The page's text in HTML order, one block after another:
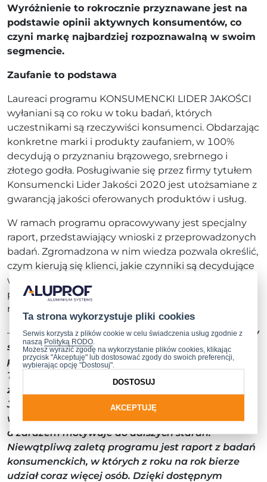
Wyróżnienie to rokrocznie przyznawane jest na
podstawie opinii aktywnych konsumentów, co
czyni markę najbardziej rozpoznawalną w swoim
segmencie.
Zaufanie to podstawa
Laureaci programu KONSUMENCKI LIDER JAKOŚCI
wyłaniani są co roku w toku badań, których
uczestnikami są rzeczywiści konsumenci. Obdarzając
konkretne marki i produkty zaufaniem, w 100%
decydują o przyznaniu brązowego, srebrnego i
złotego godła. Posługiwanie się przez firmy tytułem
Konsumencki Lider Jakości 2020 jest utożsamiane z
gwarancją jakości oferowanych produktów i usług.
W ramach programu opracowywany jest specjalny
raport, przedstawiający wnioski z przeprowadzonych
badań. Zgromadzona w nim wiedza pozwala określić,
czym kierują się klienci, jakie czynniki są decydujące
w procesie zakupowym oraz jakie cechy usług i
produktów przeważają podczas wysnuwania
rekomendacji.
–
Na utrzymanie pozycji lidera wśród producentów
systemów aluminiowych dla budownictwa
pracują codziennie setki naszych pracowników.
Tym większe znaczenie ma dla nas otrzymanie
złotego godła Konsumencki Lider Jakości 2020.
Jest to ranking opracowywany na podstawie
wiarygodnych opinii klientów, co nobilituje markę,
a zarazem motywuje do dalszych starań.
Niewątpliwą zaletą programu jest raport z badań
konsumenckich, w których z roku na rok bierze
udział coraz więcej osób. Dzięki dostępnym
Ta strona wykorzystuje pliki cookies
Serwis korzysta z plików cookie w celu świadczenia usług zgodnie z
naszą Polityką RODO
Możesz wyrazić zgodę na wykorzystanie plików cookies, klikając
przycisk "Akceptuję" lub dostosować zgody do swoich preferencji,
wybierając opcję "Dostosuj".
AKCEPTUJĘ
DOSTOSUJ